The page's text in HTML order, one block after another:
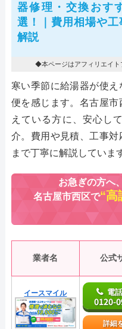
器修理・交換おす
選！｜費用相場や工
解説
◆本ページはアフィリエイト
寒い季節に給湯器が使
便を感じます。名古屋
えている方に、安心し
介。費用や見積、工事
まで丁寧に解説していま
お急ぎの方へ
名古屋市西区で“高
業者名 公式
イースマイル 電
0120-
詳細